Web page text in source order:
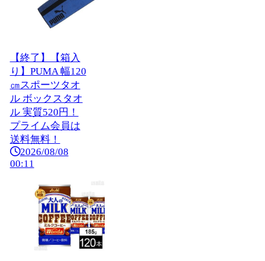
【終了】【箱入
り】PUMA 幅120
㎝スポーツタオ
ル ボックスタオ
ル 実質520円！
プライム会員は
送料無料！
2026/08/08
00:11